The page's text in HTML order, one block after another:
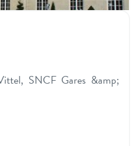
SNCF Gares &amp;